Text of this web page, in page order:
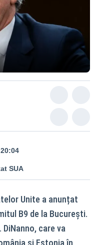
SUA
Unite a anunțat
B9 de la București.
care va
și Estonia în